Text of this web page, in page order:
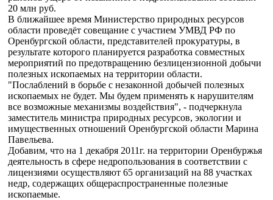
20 млн руб.
В ближайшее время Министерство природных ресурсов
области проведёт совещание с участием УМВД РФ по
Оренбургской области, представителей прокуратуры, в
результате которого планируется разработка совместных
мероприятий по предотвращению безлицензионной добычи
полезных ископаемых на территории области.
"Послаблений в борьбе с незаконной добычей полезных
ископаемых не будет. Мы будем применять к нарушителям
все возможные механизмы воздействия", - подчеркнула
заместитель министра природных ресурсов, экологии и
имущественных отношений Оренбургской области Марина
Павельева.
Добавим, что на 1 декабря 2011г. на территории Оренбуржья
деятельность в сфере недропользования в соответствии с
лицензиями осуществляют 65 организаций на 88 участках
недр, содержащих общераспространенные полезные
ископаемые.